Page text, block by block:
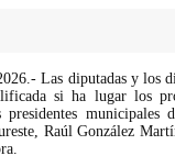
Las diputadas y
si ha lugar los
presidentes
Raúl González